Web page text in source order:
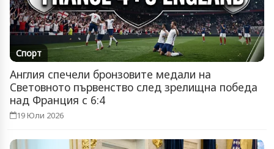
Спорт
Англия спечели бронзовите медали на
Световното първенство след зрелищна победа
над Франция с 6:4
19 Юли 2026